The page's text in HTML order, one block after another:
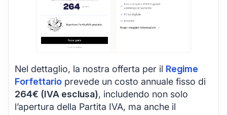
Nel dettaglio, la nostra offerta per il Regime
Forfettario prevede un costo annuale fisso di
264€ (IVA esclusa), includendo non solo
l’apertura della Partita IVA, ma anche il